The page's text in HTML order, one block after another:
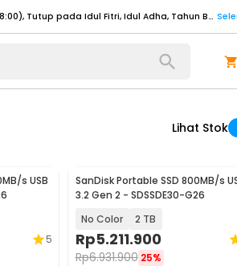
Senin - Sabtu (09:00-20:00), Minggu/Libur Nasional (10:00-18:00), Tutup pada Idul Fitri, Idul Adha, Tahun Baru
Tutup pada Idul Fitri
Tutup pada Idul Fitri
Tutup pada Idul Fitri Selengkapnya
Lihat Stok
s USB
5
SanDisk Portable SSD 800MB/s
3.2 Gen 2 - SDSSDE30-G26
No Color
2 TB
Rp5.211.900
Rp6.931.900 25%